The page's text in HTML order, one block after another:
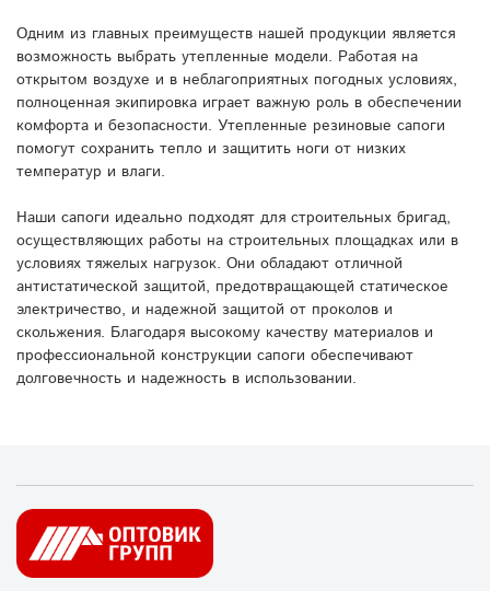
Одним из главных преимуществ нашей продукции является
возможность выбрать утепленные модели. Работая на
открытом воздухе и в неблагоприятных погодных условиях,
полноценная экипировка играет важную роль в обеспечении
комфорта и безопасности. Утепленные резиновые сапоги
помогут сохранить тепло и защитить ноги от низких
температур и влаги.
Наши сапоги идеально подходят для строительных бригад,
осуществляющих работы на строительных площадках или в
условиях тяжелых нагрузок. Они обладают отличной
антистатической защитой, предотвращающей статическое
электричество, и надежной защитой от проколов и
скольжения. Благодаря высокому качеству материалов и
профессиональной конструкции сапоги обеспечивают
долговечность и надежность в использовании.